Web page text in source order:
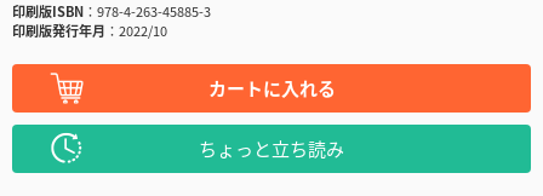
印刷版ISBN
978-4-263-45885-3
印刷版発行年月
2022/10
カートに入れる
ちょっと立ち読み